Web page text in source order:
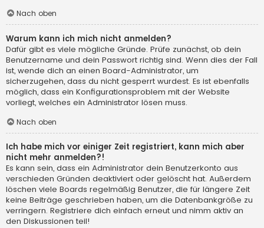
Nach oben
Warum kann ich mich nicht anmelden?
Dafür gibt es viele mögliche Gründe. Prüfe zunächst, ob dein
Benutzername und dein Passwort richtig sind. Wenn dies der Fall
ist, wende dich an einen Board-Administrator, um
sicherzugehen, dass du nicht gesperrt wurdest. Es ist ebenfalls
möglich, dass ein Konfigurationsproblem mit der Website
vorliegt, welches ein Administrator lösen muss.
Nach oben
Ich habe mich vor einiger Zeit registriert, kann mich aber
nicht mehr anmelden?!
Es kann sein, dass ein Administrator dein Benutzerkonto aus
verschieden Gründen deaktiviert oder gelöscht hat. Außerdem
löschen viele Boards regelmäßig Benutzer, die für längere Zeit
keine Beiträge geschrieben haben, um die Datenbankgröße zu
verringern. Registriere dich einfach erneut und nimm aktiv an
den Diskussionen teil!